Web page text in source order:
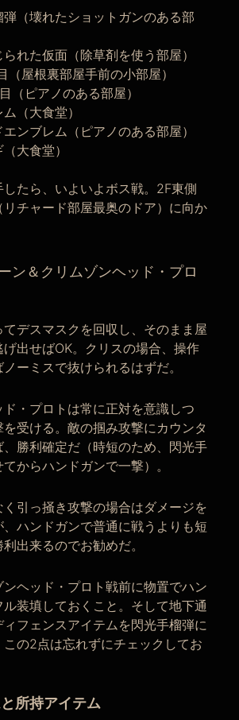
弾（壊れたショットガンのある部
れた仮面（除草剤を使う部屋）
（屋根裏部屋手前の小部屋）
（ピアノのある部屋）
（大食堂）
ンブレム（ピアノのある部屋）
大食堂）
したら、いよいよボス戦。2F東側
チャード部屋最奥のドア）に向か
ン＆クリムゾンヘッド・プロ
てデスマスクを回収し、そのまま屋
出せばOK。クリスの場合、操作
ーミスで抜けられるはずだ。
ド・プロトは常に正対を意識しつ
受ける。敵の掴み攻撃にカウンタ
勝利確定だ（時短のため、閃光手
からハンドガンで一撃）。
引っ掻き攻撃の場合はダメージを
ハンドガンで普通に戦うよりも短
出来るのでお勧めだ。
ヘッド・プロト戦前に物置でハン
ル装填しておくこと。そして地下通
フェンスアイテムを閃光手榴弾に
この2点は忘れずにチェックしてお
所持アイテム